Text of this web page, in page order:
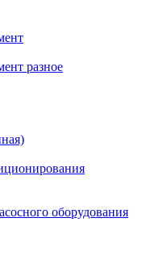
разное
оборудования